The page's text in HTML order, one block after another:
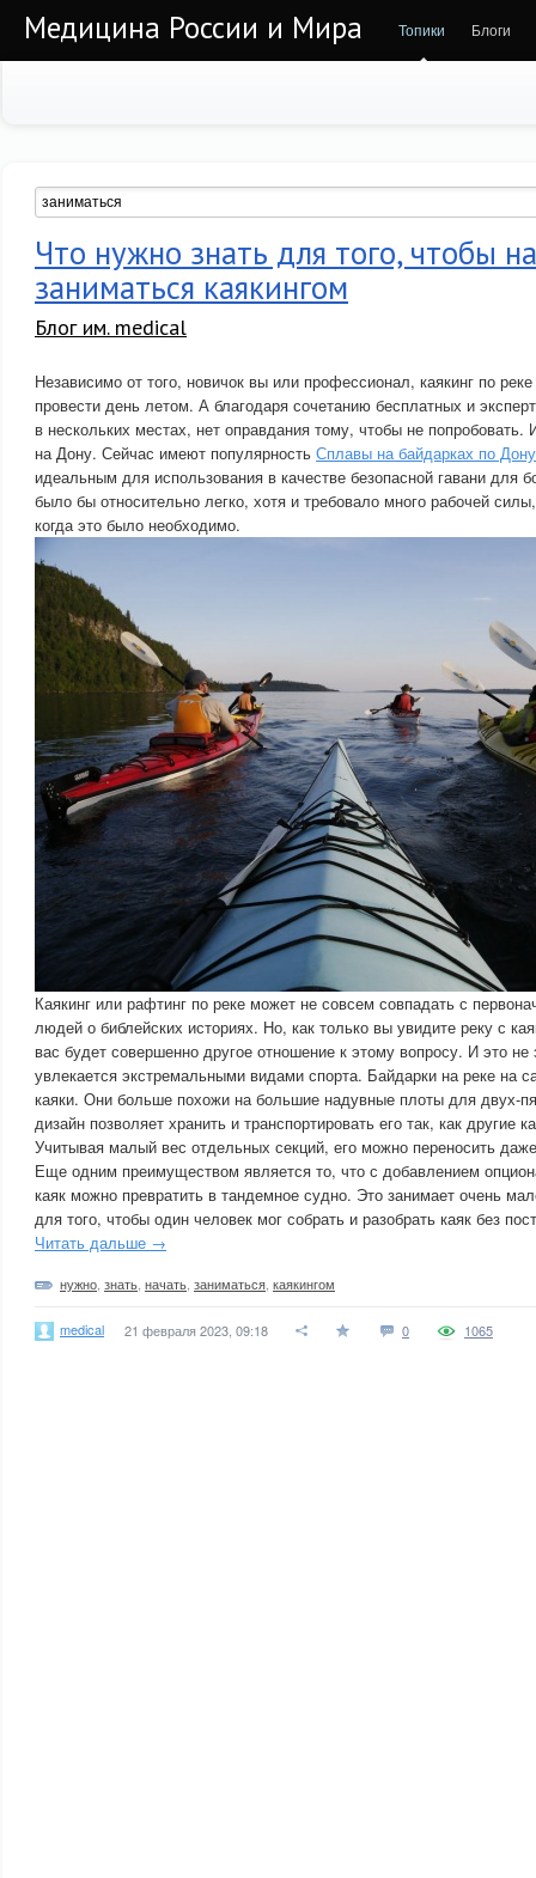
Медицина России и Мира Топики Блоги
Что нужно знать для того, чтобы
заниматься каякингом
Блог им. medical
Независимо от того, новичок вы или профессионал, каякинг по
провести день летом. А благодаря сочетанию бесплатных и
в нескольких местах, нет оправдания тому, чтобы не попробовать.
на Дону. Сейчас имеют популярность Сплавы на байдарках по Дону
идеальным для использования в качестве безопасной гавани для
было бы относительно легко, хотя и требовало много рабочей
когда это было необходимо.
Каякинг или рафтинг по реке может не совсем совпадать с
людей о библейских историях. Но, как только вы увидите реку с
вас будет совершенно другое отношение к этому вопросу. И это не
увлекается экстремальными видами спорта. Байдарки на реке на
каяки. Они больше похожи на большие надувные плоты для двух-
дизайн позволяет хранить и транспортировать его так, как другие
Учитывая малый вес отдельных секций, его можно переносить
Еще одним преимуществом является то, что с добавлением
каяк можно превратить в тандемное судно. Это занимает очень
для того, чтобы один человек мог собрать и разобрать каяк без
Читать дальше →
нужно знать начать заниматься каякингом
medical 21 февраля 2023, 09:18 0 1065